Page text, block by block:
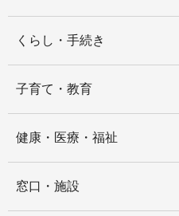
くらし・手続き
子育て・教育
健康・医療・福祉
窓口・施設